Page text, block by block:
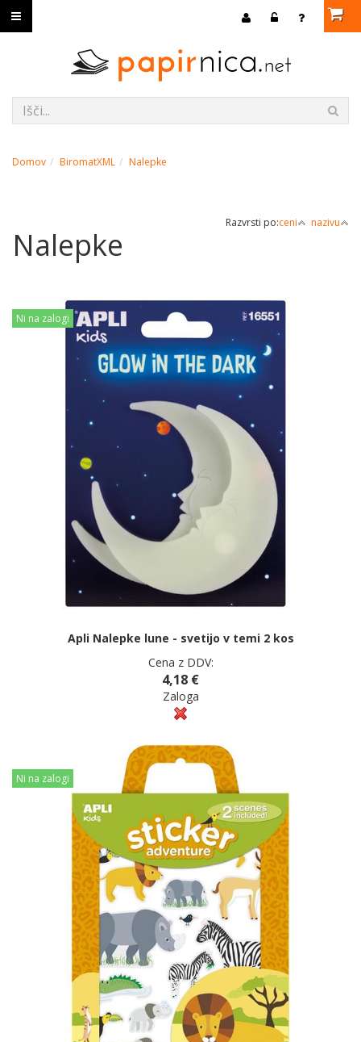
Domov BiromatXML Nalepke
Razvrsti po:ceni nazivu
Nalepke
Ni na zalogi
Apli Nalepke lune - svetijo v temi 2 kos
Cena z DDV:
4,18 €
Zaloga
Ni na zalogi